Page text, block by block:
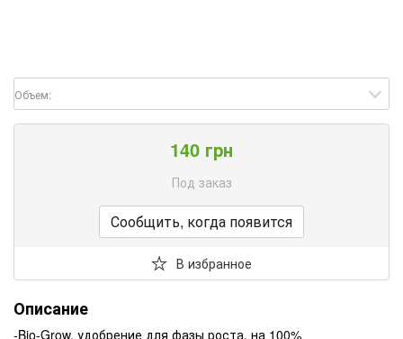
Объем:
140 грн
Под заказ
Сообщить, когда появится
В избранное
Описание
-Bio-Grow, удобрение для фазы роста, на 100%